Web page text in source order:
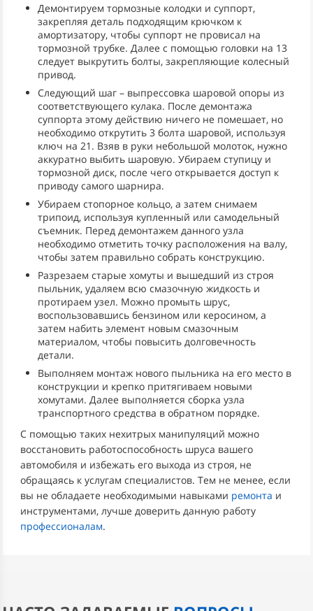
Демонтируем тормозные колодки и суппорт,
закрепляя деталь подходящим крючком к
амортизатору, чтобы суппорт не провисал на
тормозной трубке. Далее с помощью головки на 13
следует выкрутить болты, закрепляющие колесный
привод.
Следующий шаг – выпрессовка шаровой опоры из
соответствующего кулака. После демонтажа
суппорта этому действию ничего не помешает, но
необходимо открутить 3 болта шаровой, используя
ключ на 21. Взяв в руки небольшой молоток, нужно
аккуратно выбить шаровую. Убираем ступицу и
тормозной диск, после чего открывается доступ к
приводу самого шарнира.
Убираем стопорное кольцо, а затем снимаем
трипоид, используя купленный или самодельный
съемник. Перед демонтажем данного узла
необходимо отметить точку расположения на валу,
чтобы затем правильно собрать конструкцию.
Разрезаем старые хомуты и вышедший из строя
пыльник, удаляем всю смазочную жидкость и
протираем узел. Можно промыть шрус,
воспользовавшись бензином или керосином, а
затем набить элемент новым смазочным
материалом, чтобы повысить долговечность
детали.
Выполняем монтаж нового пыльника на его место в
конструкции и крепко притягиваем новыми
хомутами. Далее выполняется сборка узла
транспортного средства в обратном порядке.
С помощью таких нехитрых манипуляций можно
восстановить работоспособность шруса вашего
автомобиля и избежать его выхода из строя, не
обращаясь к услугам специалистов. Тем не менее, если
вы не обладаете необходимыми навыками ремонта и
инструментами, лучше доверить данную работу
профессионалам.